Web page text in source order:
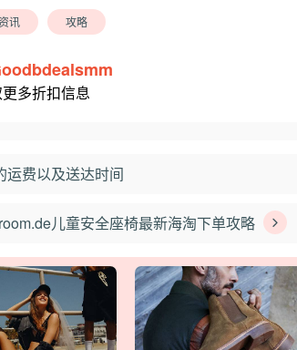
讯 攻略
多折扣信息
运费以及送达时间
儿童安全座椅最新海淘下单攻略